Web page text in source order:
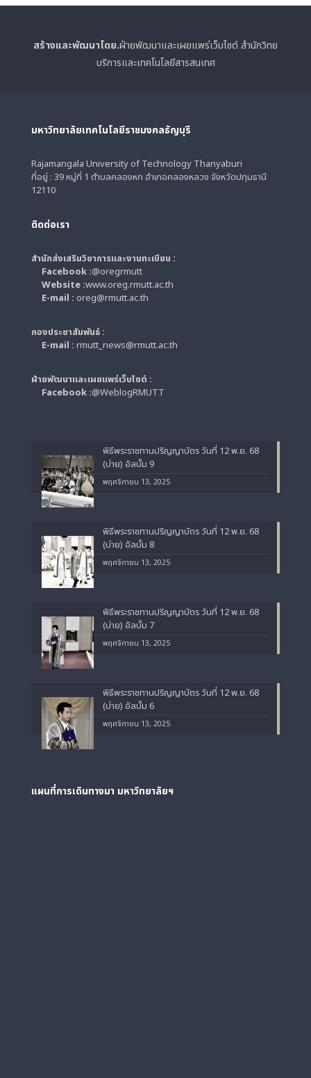
สร้างและพัฒนาโดย.ฝ่ายพัฒนาและเผยแพร่เว็บไซต์ สำนักวิทย
บริการและเทคโนโลยีสารสนเทศ
มหาวิทยาลัยเทคโนโลยีราชมงคลธัญบุรี
Rajamangala University of Technology Thanyaburi
ที่อยู่ : 39 หมู่ที่ 1 ตำบลคลองหก อำเภอคลองหลวง จังหวัดปทุมธานี
12110
ติดต่อเรา
สำนักส่งเสริมวิชาการและงานทะเบียน :
Facebook :@oregrmutt
Website :www.oreg.rmutt.ac.th
E-mail : oreg@rmutt.ac.th
กองประชาสัมพันธ์ :
E-mail : rmutt_news@rmutt.ac.th
ฝ่ายพัฒนาและเผยแพร่เว็บไซต์ :
Facebook :@WeblogRMUTT
พิธีพระราชทานปริญญาบัตร วันที่ 12 พ.ย. 68
(บ่าย) อัลบั้ม 9
พฤศจิกายน 13, 2025
พิธีพระราชทานปริญญาบัตร วันที่ 12 พ.ย. 68
(บ่าย) อัลบั้ม 8
พฤศจิกายน 13, 2025
พิธีพระราชทานปริญญาบัตร วันที่ 12 พ.ย. 68
(บ่าย) อัลบั้ม 7
พฤศจิกายน 13, 2025
พิธีพระราชทานปริญญาบัตร วันที่ 12 พ.ย. 68
(บ่าย) อัลบั้ม 6
พฤศจิกายน 13, 2025
แผนที่การเดินทางมา มหาวิทยาลัยฯ